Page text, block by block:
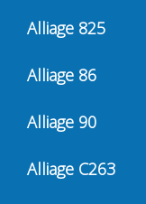
Alliage 825
Alliage 86
Alliage 90
Alliage C263